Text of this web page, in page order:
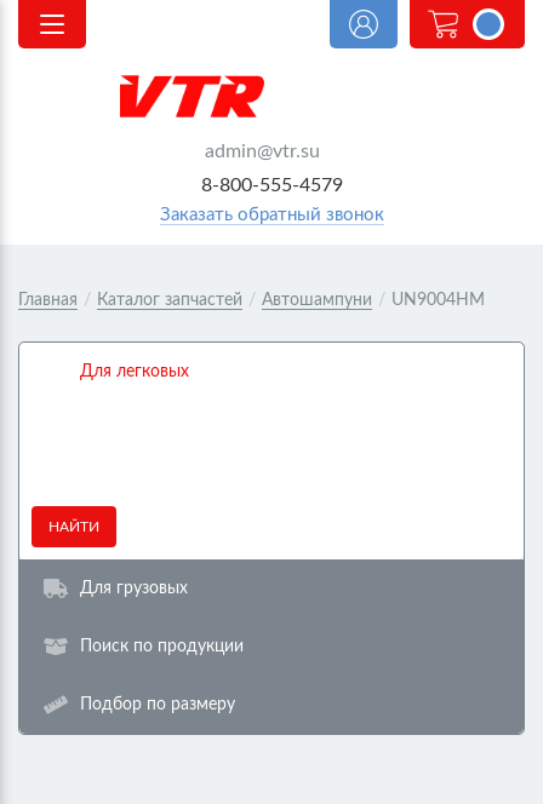
admin@vtr.su
8-800-555-4579
Заказать обратный звонок
<@
order.count
|| 0 @>
Главная / Каталог запчастей / Автошампуни / UN9004HM
Для легковых
НАЙТИ
Для грузовых
Поиск по продукции
Подбор по размеру